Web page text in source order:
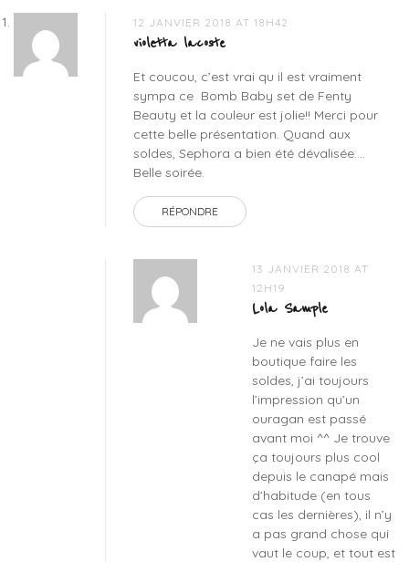
plan
sephora
fenty
12 JANVIER 2018 AT 18H42
violetta lacoste
Et coucou, c’est vrai qu il est vraiment
sympa ce Bomb Baby set de Fenty
Beauty et la couleur est jolie!! Merci pour
cette belle présentation. Quand aux
soldes, Sephora a bien été dévalisée….
Belle soirée.
RÉPONDRE
13 JANVIER 2018 AT
12H19
Lola Sample
Je ne vais plus en
boutique faire les
soldes, j’ai toujours
l’impression qu’un
ouragan est passé
avant moi ^^ Je trouve
ça toujours plus cool
depuis le canapé mais
d’habitude (en tous
cas les dernières), il n’y
a pas grand chose qui
vaut le coup, et tout est